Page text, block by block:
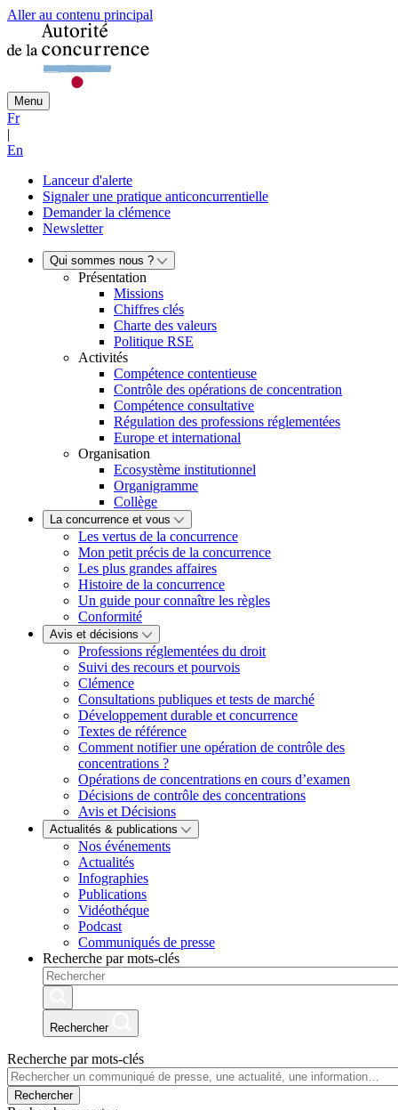
Aller au contenu principal
Menu
Fr
|
En
Lanceur d'alerte
Signaler une pratique anticoncurrentielle
Demander la clémence
Newsletter
Qui sommes nous ?
Présentation
Missions
Chiffres clés
Charte des valeurs
Politique RSE
Activités
Compétence contentieuse
Contrôle des opérations de concentration
Compétence consultative
Régulation des professions réglementées
Europe et international
Organisation
Ecosystème institutionnel
Organigramme
Collège
La concurrence et vous
Les vertus de la concurrence
Mon petit précis de la concurrence
Les plus grandes affaires
Histoire de la concurrence
Un guide pour connaître les règles
Conformité
Avis et décisions
Professions réglementées du droit
Suivi des recours et pourvois
Clémence
Consultations publiques et tests de marché
Développement durable et concurrence
Textes de référence
Comment notifier une opération de contrôle des
concentrations ?
Opérations de concentrations en cours d’examen
Décisions de contrôle des concentrations
Avis et Décisions
Actualités & publications
Nos événements
Actualités
Infographies
Publications
Vidéothéque
Podcast
Communiqués de presse
Recherche par mots-clés
Rechercher
Recherche par mots-clés
Rechercher